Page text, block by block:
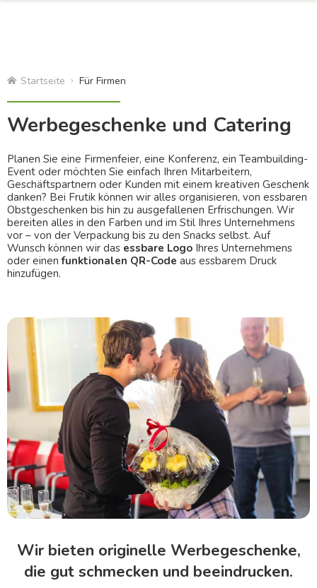
Startseite Für Firmen
Werbegeschenke und Catering
Planen Sie eine Firmenfeier, eine Konferenz, ein Teambuilding-
Event oder möchten Sie einfach Ihren Mitarbeitern,
Geschäftspartnern oder Kunden mit einem kreativen Geschenk
danken? Bei Frutik können wir alles organisieren, von essbaren
Obstgeschenken bis hin zu ausgefallenen Erfrischungen. Wir
bereiten alles in den Farben und im Stil Ihres Unternehmens
vor – von der Verpackung bis zu den Snacks selbst. Auf
Wunsch können wir das essbare Logo Ihres Unternehmens
oder einenfunktionalen QR-Code aus essbarem Druck
hinzufügen.
Wir bieten originelle Werbegeschenke,
die gut schmecken und beeindrucken.